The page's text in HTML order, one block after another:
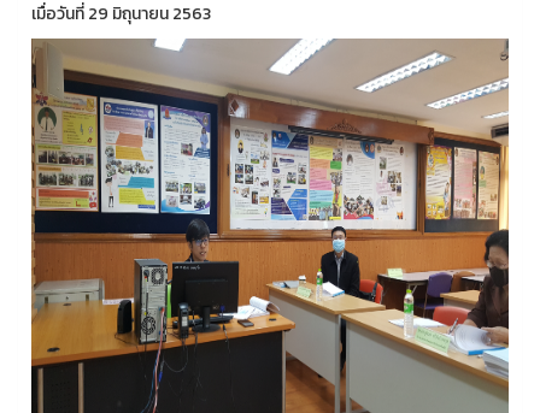
เมื่อวันที่ 29 มิถุนายน 2563